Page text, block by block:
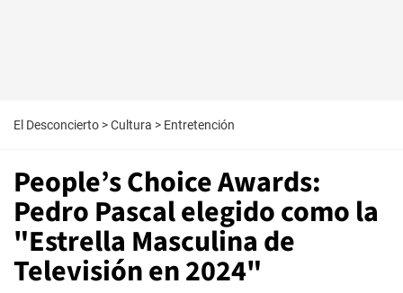
El Desconcierto >Cultura > Entretención
People’s Choice Awards:
Pedro Pascal elegido como la
"Estrella Masculina de
Televisión en 2024"